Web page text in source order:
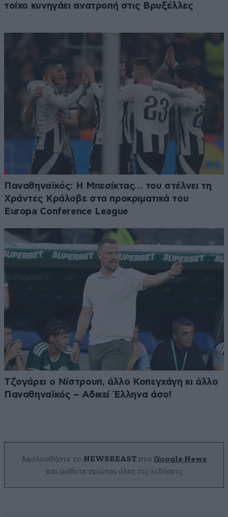
τοίχο κυνηγάει ανατροπή στις Βρυξέλλες
Παναθηναϊκός: Η Μπεσίκτας… του στέλνει τη
Χράντες Κράλοβε στα προκριματικά του
Europa Conference League
Τζογάρει ο Νίστρουπ, άλλο Κοπεγχάγη κι άλλο
Παναθηναϊκός – Αδικεί Έλληνα άσο!
Ακολουθήστε το NEWSBEAST στο Google News
και μάθετε πρώτοι όλες τις ειδήσεις